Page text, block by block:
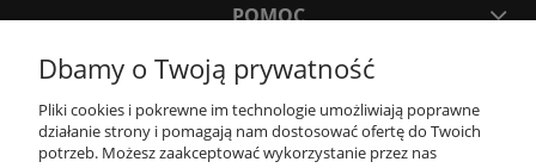
POMOC
MOJE KONTO
PŁATNOŚCI I DOSTAWA
Dbamy o Twoją prywatność
Pliki cookies i pokrewne im technologie umożliwiają poprawne
działanie strony i pomagają nam dostosować ofertę do Twoich
potrzeb. Możesz zaakceptować wykorzystanie przez nas